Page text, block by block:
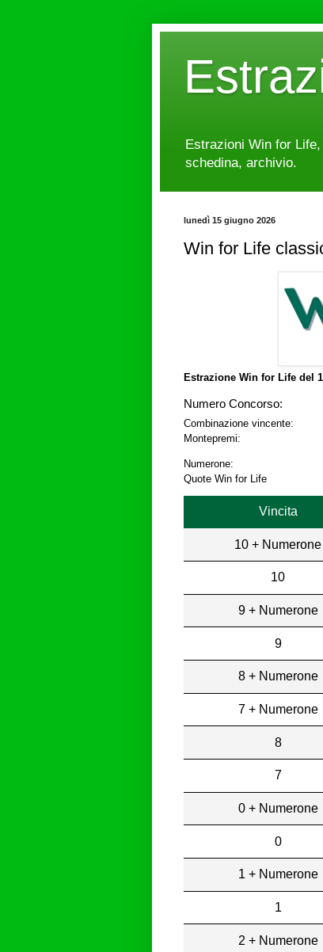
Estrazioni Win for
schedina, archivio.
lunedì 15 giugno 2026
Win for Life
Estrazione Win for Life del
Numero Concorso:
Combinazione vincente:
Montepremi:
Numerone:
Quote Win for Life
Vincita
10 + Numerone
10
9 + Numerone
9
8 + Numerone
7 + Numerone
8
7
0 + Numerone
0
1 + Numerone
1
2 + Numerone